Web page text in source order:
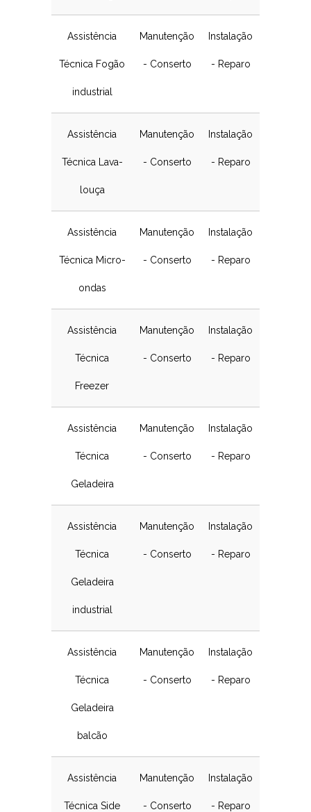
Assistência
Técnica Fogão
industrial
Manutenção
- Conserto
Instalação
- Reparo
Assistência
Técnica Lava-
louça
Manutenção
- Conserto
Instalação
- Reparo
Assistência
Técnica Micro-
ondas
Manutenção
- Conserto
Instalação
- Reparo
Assistência
Técnica
Freezer
Manutenção
- Conserto
Instalação
- Reparo
Assistência
Técnica
Geladeira
Manutenção
- Conserto
Instalação
- Reparo
Assistência
Técnica
Geladeira
industrial
Manutenção
- Conserto
Instalação
- Reparo
Assistência
Técnica
Geladeira
balcão
Manutenção
- Conserto
Instalação
- Reparo
Assistência
Técnica Side
Manutenção
- Conserto
Instalação
- Reparo